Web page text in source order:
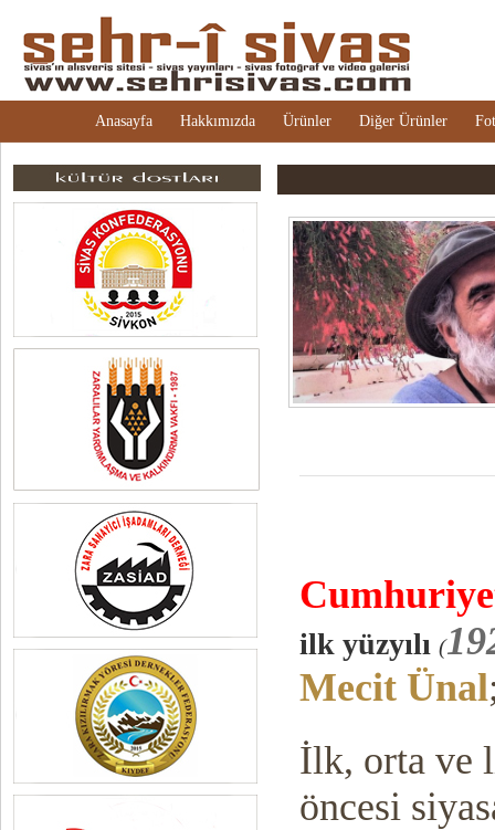
Anasayfa Hakkımızda Ürünler Diğer Ürünler
Cumhuriy
ilk yüzyılı (
Mecit Ünal
İlk, orta ve
öncesi